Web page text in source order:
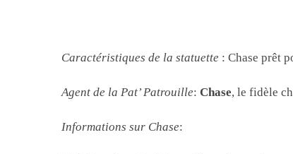
Caractéristiques de la statuette : Chase prêt
Agent de la Pat’ Patrouille:Chase, le fidèle
Informations sur Chase: